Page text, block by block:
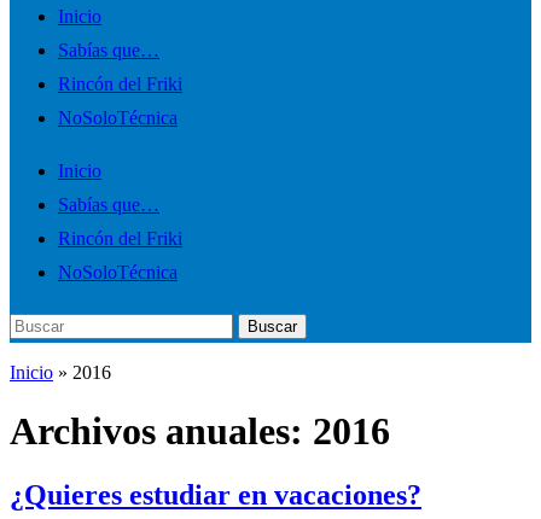
Alternar
menú
móvil
Inicio
Sabías que…
Rincón del Friki
NoSoloTécnica
Inicio
Sabías que…
Rincón del Friki
NoSoloTécnica
Buscar: Buscar
Inicio » 2016
Archivos anuales: 2016
¿Quieres estudiar en vacaciones?